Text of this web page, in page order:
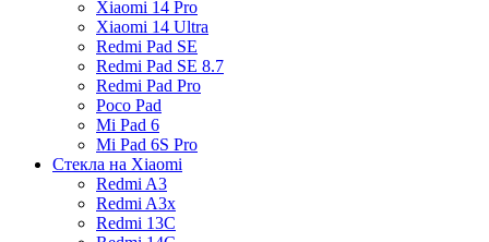
Xiaomi 14 Pro
Xiaomi 14 Ultra
Redmi Pad SE
Redmi Pad SE 8.7
Redmi Pad Pro
Poco Pad
Mi Pad 6
Mi Pad 6S Pro
Стекла на Xiaomi
Redmi A3
Redmi A3x
Redmi 13C